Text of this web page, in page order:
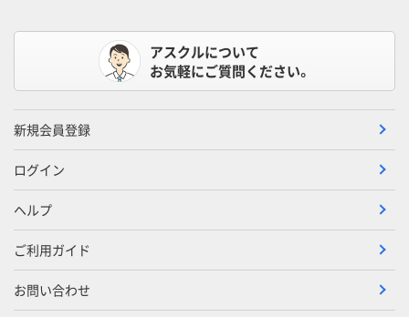
アスクルについて
お気軽にご質問ください。
新規会員登録
ログイン
ヘルプ
ご利用ガイド
お問い合わせ